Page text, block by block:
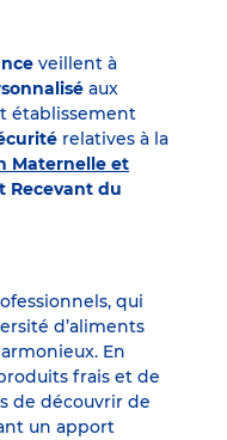
veillent à
aux
établissement
relatives à la
Maternelle et
Recevant du
qui
d’aliments
En
frais et de
de découvrir de
un apport